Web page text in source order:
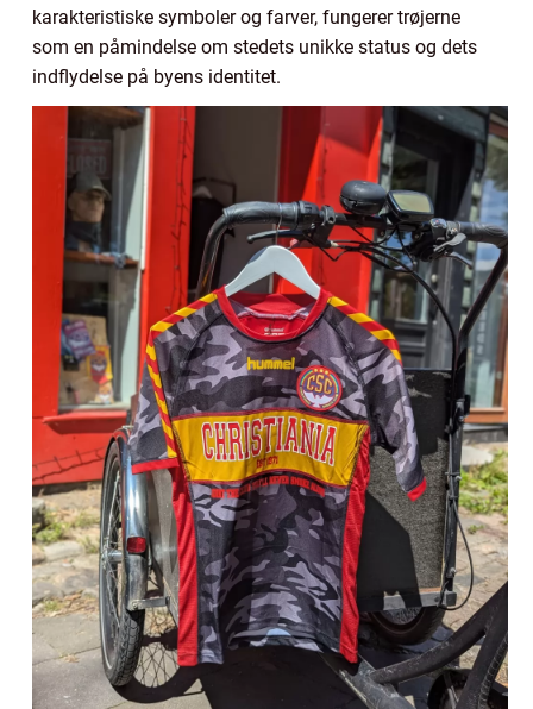
karakteristiske symboler og farver, fungerer trøjerne
som en påmindelse om stedets unikke status og dets
indflydelse på byens identitet.